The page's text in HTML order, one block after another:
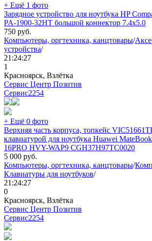
+ Ещё 1 фото
Зарядное устройство для ноутбука HP
PA-1900-32HT большой коннектор 7.4x5.0
750 руб.
Компьютеры, оргтехника, канцтовары/
устройства/
21:24:27
1
Красноярск, Взлётка
Сервис Центр Позитив
Сервис2254
+ Ещё 0 фото
Верхняя часть корпуса, топкейс
клавиатурой для ноутбука Huawei
16PRO HVY-WAP9 CGH37H97TC0020
5 000 руб.
Компьютеры, оргтехника, канцтовары/
Клавиатуры для ноутбуков/
21:24:27
0
Красноярск, Взлётка
Сервис Центр Позитив
Сервис2254